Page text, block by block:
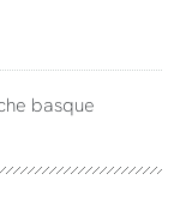
basque